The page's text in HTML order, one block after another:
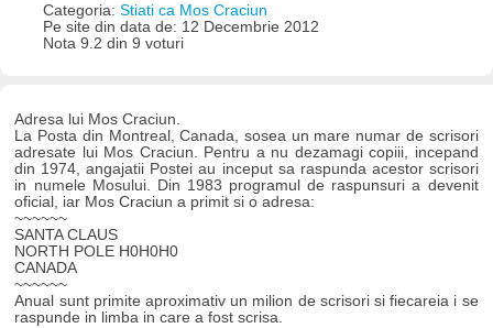
Categoria: Stiati ca Mos Craciun
Pe site din data de: 12 Decembrie 2012
Nota 9.2 din 9 voturi
Adresa lui Mos Craciun.
La Posta din Montreal, Canada, sosea un mare numar de scrisori
adresate lui Mos Craciun. Pentru a nu dezamagi copiii, incepand
din 1974, angajatii Postei au inceput sa raspunda acestor scrisori
in numele Mosului. Din 1983 programul de raspunsuri a devenit
oficial, iar Mos Craciun a primit si o adresa:
~~~~~~
SANTA CLAUS
NORTH POLE H0H0H0
CANADA
~~~~~~
Anual sunt primite aproximativ un milion de scrisori si fiecareia i se
raspunde in limba in care a fost scrisa.